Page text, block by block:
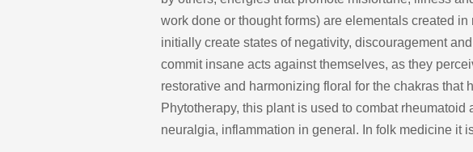
work done or thought forms) are elementals created
initially create states of negativity, discouragement
commit insane acts against themselves, as they
restorative and harmonizing floral for the chakras that
Phytotherapy, this plant is used to combat
neuralgia, inflammation in general. In folk medicine it